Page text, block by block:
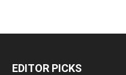
EDITOR PICKS